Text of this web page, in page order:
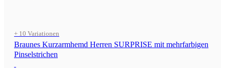
+ 10 Variationen
Braunes Kurzarmhemd Herren SURPRISE mit mehrfarbigen
Pinselstrichen